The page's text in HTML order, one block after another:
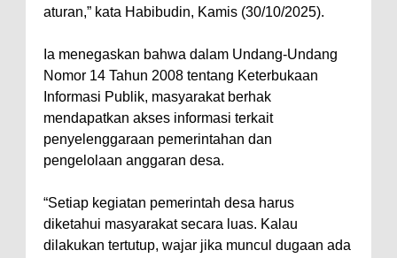
aturan,” kata Habibudin, Kamis (30/10/2025).
Ia menegaskan bahwa dalam Undang-Undang
Nomor 14 Tahun 2008 tentang Keterbukaan
Informasi Publik, masyarakat berhak
mendapatkan akses informasi terkait
penyelenggaraan pemerintahan dan
pengelolaan anggaran desa.
“Setiap kegiatan pemerintah desa harus
diketahui masyarakat secara luas. Kalau
dilakukan tertutup, wajar jika muncul dugaan ada